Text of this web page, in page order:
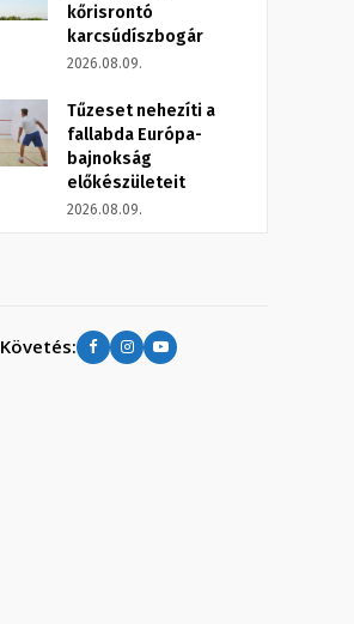
kőrisrontó
karcsúdíszbogár
2026.08.09.
Tűzeset nehezíti a
fallabda Európa-
bajnokság
előkészületeit
2026.08.09.
Követés: